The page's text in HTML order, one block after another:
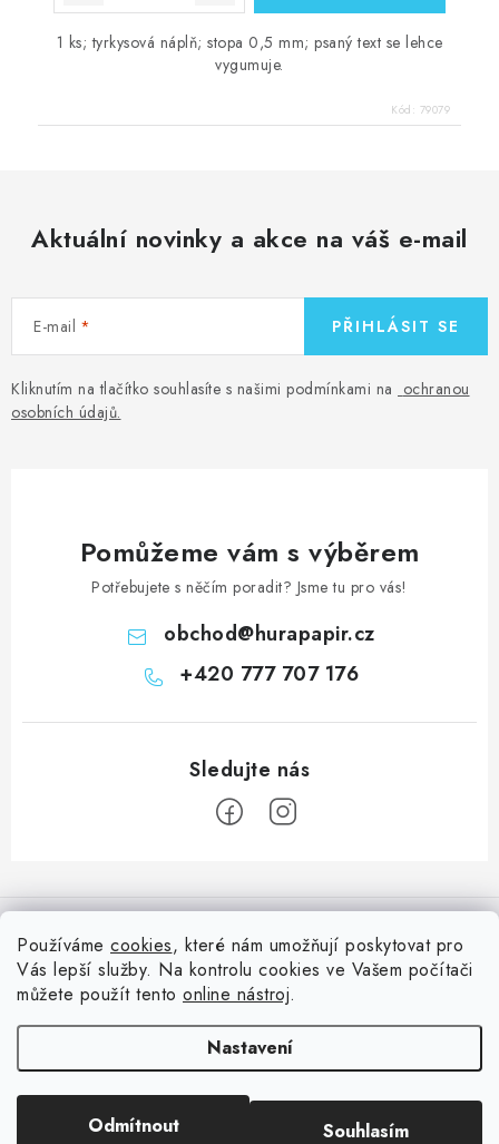
Používáme cookies, které nám umožňují poskytovat pro
Vás lepší služby. Na kontrolu cookies ve Vašem počítači
můžete použít tento online nástroj.
Nastavení
Odmítnout Souhlasím
1 ks; tyrkysová náplň; stopa 0,5 mm; psaný text se lehce
vygumuje.
Kód: 79079
Aktuální novinky a akce na váš e-mail
E-mail
Kliknutím na tlačítko souhlasíte s našimi podmínkami na ochranou
osobních údajů.
PŘIHLÁSIT SE
Pomůžeme vám s výběrem
Potřebujete s něčím poradit? Jsme tu pro vás!
obchod@hurapapir.cz
+420 777 707 176
á
Doprava
Oblíbené ♥️
Hodnocení obchodu
Nepřehlédněte
Blog s nápady a návody
Slovník pojmů, české návody
. Všechna práva vyhrazena.Upravit nastavení